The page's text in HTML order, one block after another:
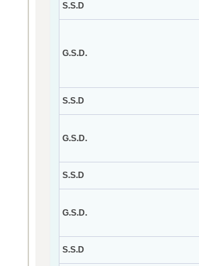
S.S.D
G.S.D.
S.S.D
G.S.D.
S.S.D
G.S.D.
S.S.D